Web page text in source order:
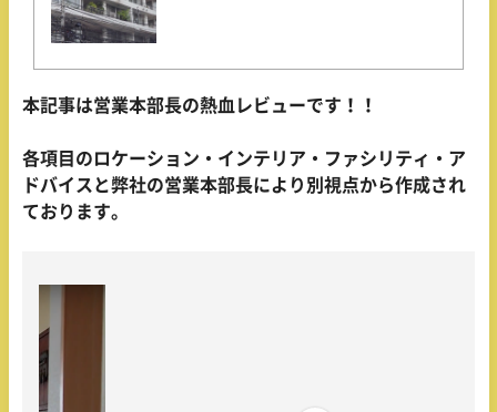
本記事は営業本部長の熱血レビューです！！
各項目のロケーション・インテリア・ファシリティ・ア
ドバイスと弊社の営業本部長により別視点から作成され
ております。